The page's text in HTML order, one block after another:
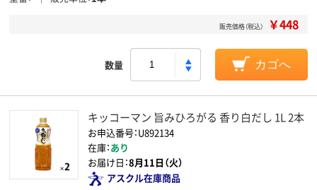
販売価格（税込） ￥448
数量 カゴへ
キッコーマン 旨みひろがる 香り白だし 1L 2本
お申込番号：U892134
在庫：あり
お届け日：8月11日（火）
アスクル在庫商品